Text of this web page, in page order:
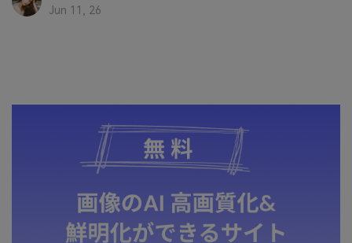
Jun 11, 26